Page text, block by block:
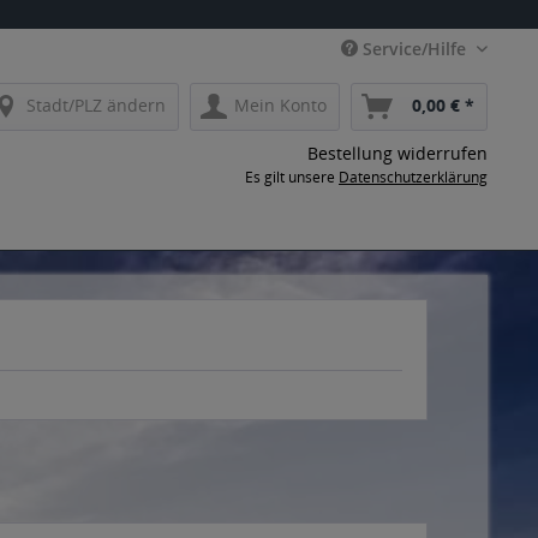
Service/Hilfe
Stadt/PLZ ändern Mein Konto 0,00 € *
Bestellung widerrufen
Es gilt unsere Datenschutzerklärung